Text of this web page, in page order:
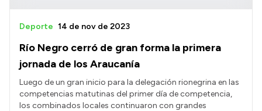
Río Negro cerró de gran forma la primera
jornada de los Araucanía
Deporte 14 de nov de 2023
Luego de un gran inicio para la delegación rionegrina en las
competencias matutinas del primer día de competencia,
los combinados locales continuaron con grandes